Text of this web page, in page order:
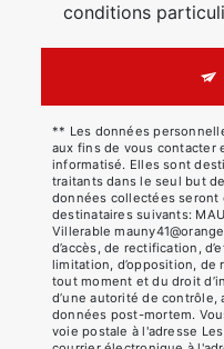
conditions
** Les données
aux fins de vous contacter
informatisé. Elles sont
traitants dans le seul but
données collectées seront
destinataires suivants:
Villerable
d’accès, de rectification,
limitation, d’opposition,
tout moment et du droit
d’une autorité de contrôle,
données post-mortem.
voie postale à l'adresse